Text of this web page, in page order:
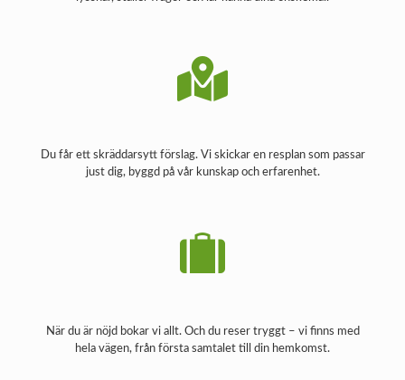
Du får ett skräddarsytt förslag. Vi skickar en resplan som passar
just dig, byggd på vår kunskap och erfarenhet.
När du är nöjd bokar vi allt. Och du reser tryggt – vi finns med
hela vägen, från första samtalet till din hemkomst.